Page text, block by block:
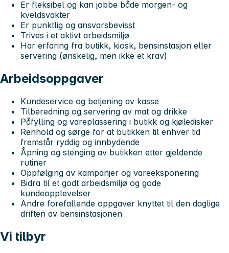
Er fleksibel og kan jobbe både morgen- og
kveldsvakter
Er punktlig og ansvarsbevisst
Trives i et aktivt arbeidsmiljø
Har erfaring fra butikk, kiosk, bensinstasjon eller
servering (ønskelig, men ikke et krav)
Arbeidsoppgaver
Kundeservice og betjening av kasse
Tilberedning og servering av mat og drikke
Påfylling og vareplassering i butikk og kjøledisker
Renhold og sørge for at butikken til enhver tid
fremstår ryddig og innbydende
Åpning og stenging av butikken etter gjeldende
rutiner
Oppfølging av kampanjer og vareeksponering
Bidra til et godt arbeidsmiljø og gode
kundeopplevelser
Andre forefallende oppgaver knyttet til den daglige
driften av bensinstasjonen
Vi tilbyr